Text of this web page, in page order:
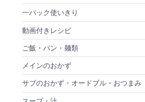
一パック使いきり
動画付きレシピ
ご飯・パン・麺類
メインのおかず
サブのおかず・オードブル・おつまみ